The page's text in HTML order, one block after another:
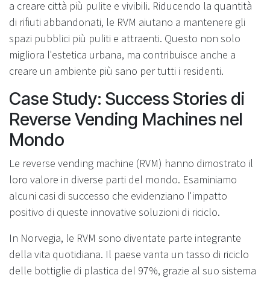
a creare città più pulite e vivibili. Riducendo la quantità
di rifiuti abbandonati, le RVM aiutano a mantenere gli
spazi pubblici più puliti e attraenti. Questo non solo
migliora l'estetica urbana, ma contribuisce anche a
creare un ambiente più sano per tutti i residenti.
Case Study: Success Stories di
Reverse Vending Machines nel
Mondo
Le reverse vending machine (RVM) hanno dimostrato il
loro valore in diverse parti del mondo. Esaminiamo
alcuni casi di successo che evidenziano l'impatto
positivo di queste innovative soluzioni di riciclo.
In Norvegia, le RVM sono diventate parte integrante
della vita quotidiana. Il paese vanta un tasso di riciclo
delle bottiglie di plastica del 97%, grazie al suo sistema